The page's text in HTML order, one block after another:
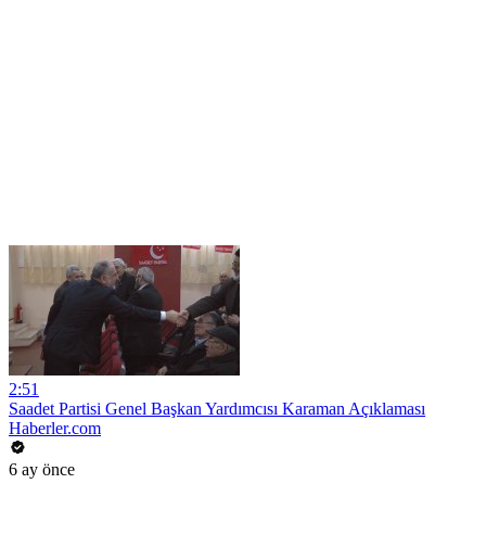
2:51
Saadet Partisi Genel Başkan Yardımcısı Karaman Açıklaması
Haberler.com
6 ay önce